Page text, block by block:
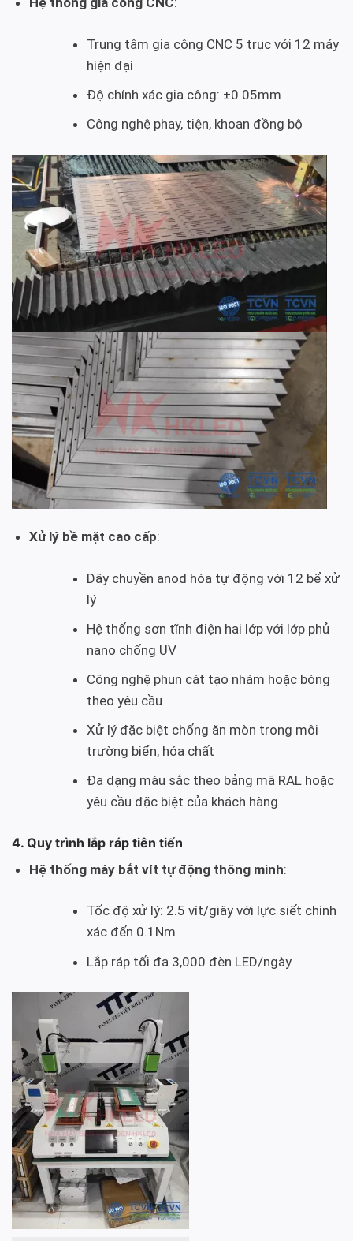
Trung tâm gia công CNC 5 trục với 12 máy
hiện đại
Độ chính xác gia công: ±0.05mm
Công nghệ phay, tiện, khoan đồng bộ
Xử lý bề mặt cao cấp:
Dây chuyền anod hóa tự động với 12 bể xử
lý
Hệ thống sơn tĩnh điện hai lớp với lớp phủ
nano chống UV
Công nghệ phun cát tạo nhám hoặc bóng
theo yêu cầu
Xử lý đặc biệt chống ăn mòn trong môi
trường biển, hóa chất
Đa dạng màu sắc theo bảng mã RAL hoặc
yêu cầu đặc biệt của khách hàng
4. Quy trình lắp ráp tiên tiến
Hệ thống máy bắt vít tự động thông minh:
Tốc độ xử lý: 2.5 vít/giây với lực siết chính
xác đến 0.1Nm
Lắp ráp tối đa 3,000 đèn LED/ngày